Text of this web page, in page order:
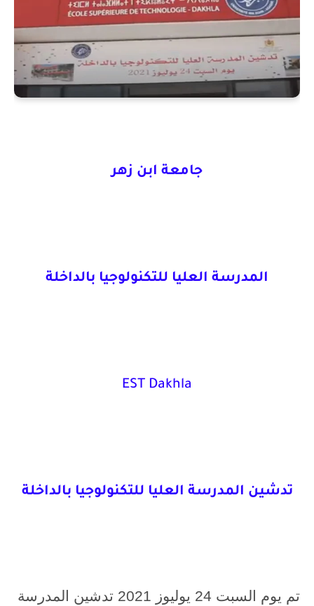
جامعة ابن زهر
المدرسة العليا للتكنولوجيا بالداخلة
EST Dakhla
تدشين المدرسة العليا للتكنولوجيا بالداخلة
تم يوم السبت 24 يوليوز 2021 تدشين المدرسة